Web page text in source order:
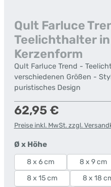
Qult Farluce
Teelichthalter in
Kerzenform
Qult Farluce Trend -
verschiedenen Größen -
puristisches Design
Regulärer Preis:
62,95 €
Preise inkl. MwSt. zzgl.
Ø x Höheauswählen
8 x 6 cm 8 x 9 cm
8 x 15 cm
8 x 18